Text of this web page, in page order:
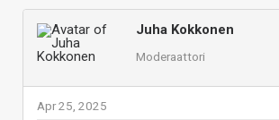
Juha Kokkonen
Moderaattori
Apr 25, 2025